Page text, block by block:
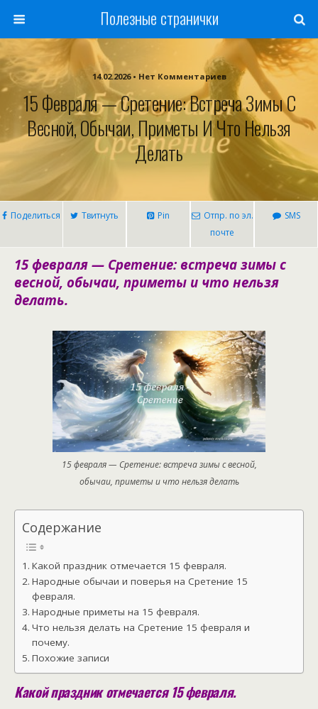
Полезные странички
14.02.2026 • Нет Комментариев
15 Февраля — Сретение: Встреча Зимы С
Весной, Обычаи, Приметы И Что Нельзя
Делать
Поделиться Твитнуть Pin
Отпр. по эл.
почте
SMS
15 февраля — Сретение: встреча зимы с
весной, обычаи, приметы и что нельзя
делать.
15 февраля — Сретение: встреча зимы с весной,
обычаи, приметы и что нельзя делать
Содержание
Какой праздник отмечается 15 февраля.
Народные обычаи и поверья на Сретение 15
февраля.
Народные приметы на 15 февраля.
Что нельзя делать на Сретение 15 февраля и
почему.
Похожие записи
Какой праздник отмечается 15 февраля.